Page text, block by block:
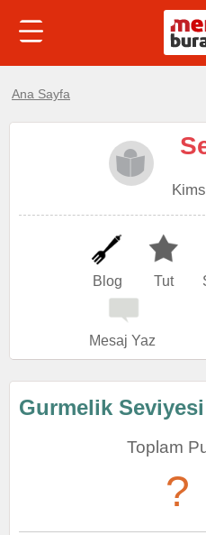
Ana Sayfa
Blog Tut
Mesaj Yaz
Gurmelik Seviyesi
Toplam
?